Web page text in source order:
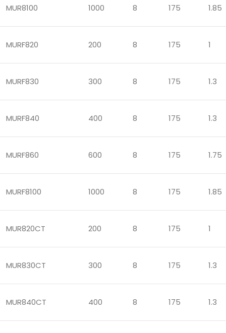
MUR8100 1000 8 175 1.85
MURF820 200 8 175 1
MURF830 300 8 175 1.3
MURF840 400 8 175 1.3
MURF860 600 8 175 1.75
MURF8100 1000 8 175 1.85
MUR820CT 200 8 175 1
MUR830CT 300 8 175 1.3
MUR840CT 400 8 175 1.3